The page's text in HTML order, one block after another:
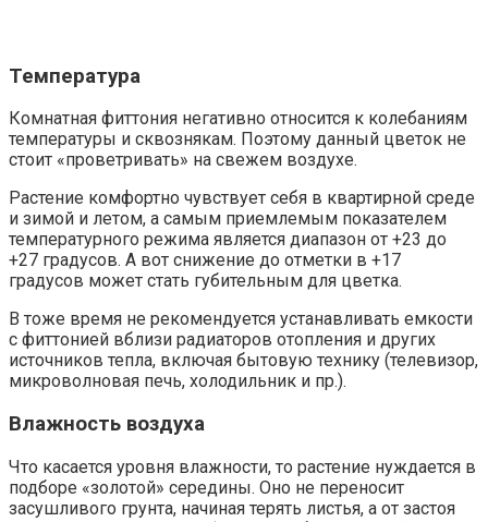
Температура
Комнатная фиттония негативно относится к колебаниям
температуры и сквознякам. Поэтому данный цветок не
стоит «проветривать» на свежем воздухе.
Растение комфортно чувствует себя в квартирной среде
и зимой и летом, а самым приемлемым показателем
температурного режима является диапазон от +23 до
+27 градусов. А вот снижение до отметки в +17
градусов может стать губительным для цветка.
В тоже время не рекомендуется устанавливать емкости
с фиттонией вблизи радиаторов отопления и других
источников тепла, включая бытовую технику (телевизор,
микроволновая печь, холодильник и пр.).
Влажность воздуха
Что касается уровня влажности, то растение нуждается в
подборе «золотой» середины. Оно не переносит
засушливого грунта, начиная терять листья, а от застоя